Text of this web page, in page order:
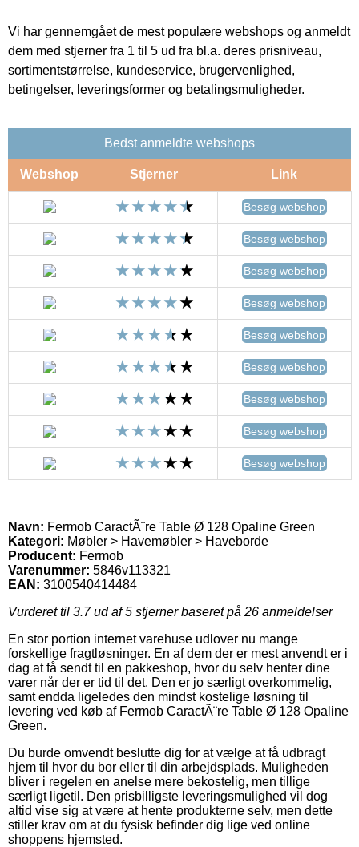
Vi har gennemgået de mest populære webshops og anmeldt
dem med stjerner fra 1 til 5 ud fra bl.a. deres prisniveau,
sortimentstørrelse, kundeservice, brugervenlighed,
betingelser, leveringsformer og betalingsmuligheder.
Bedst anmeldte webshops
Webshop Stjerner Link
Besøg webshop
Besøg webshop
Besøg webshop
Besøg webshop
Besøg webshop
Besøg webshop
Besøg webshop
Besøg webshop
Besøg webshop
Navn: Fermob CaractÃ¨re Table Ø 128 Opaline Green
Kategori: Møbler > Havemøbler > Haveborde
Producent: Fermob
Varenummer: 5846v113321
EAN: 3100540414484
Vurderet til 3.7ud af 5 stjerner baseret på 26 anmeldelser
En stor portion internet varehuse udlover nu mange
forskellige fragtløsninger. En af dem der er mest anvendt er i
dag at få sendt til en pakkeshop, hvor du selv henter dine
varer når der er tid til det. Den er jo særligt overkommelig,
samt endda ligeledes den mindst kostelige løsning til
levering ved køb af Fermob CaractÃ¨re Table Ø 128 Opaline
Green.
Du burde omvendt beslutte dig for at vælge at få udbragt
hjem til hvor du bor eller til din arbejdsplads. Muligheden
bliver i regelen en anelse mere bekostelig, men tillige
særligt ligetil. Den prisbilligste leveringsmulighed vil dog
altid vise sig at være at hente produkterne selv, men dette
stiller krav om at du fysisk befinder dig lige ved online
shoppens hjemsted.